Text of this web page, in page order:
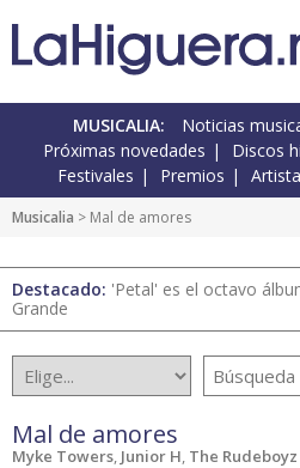
MUSICALIA: Noticias
Próximas novedades
Discos
Festivales
Premios
Musicalia > Mal de amores
Destacado: 'Petal' es el octavo
Grande
Mal de amores
Myke Towers, Junior H, The Rudeboyz